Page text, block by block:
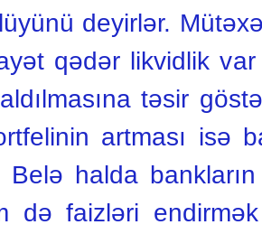
deyirlər.
qədər likvidlik
təsir
artması isə
halda
də faizləri